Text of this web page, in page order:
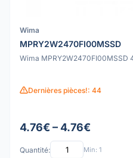
Wima
MPRY2W2470FI00MSSD
Wima MPRY2W2470FI00MSSD
Dernières pièces!: 44
4.76€ – 4.76€
Quantité: Min: 1